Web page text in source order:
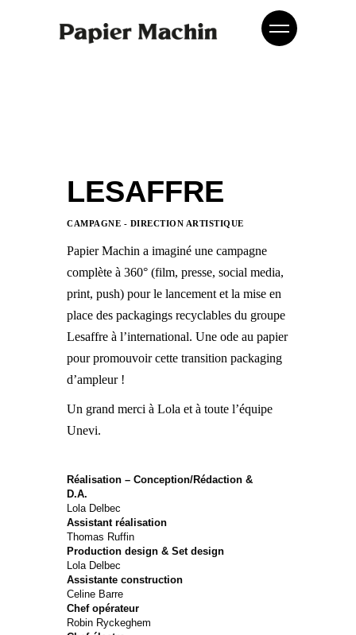
LESAFFRE
CAMPAGNE - DIRECTION ARTISTIQUE
Papier Machin a imaginé une campagne
complète à 360° (film, presse, social media,
print, push) pour le lancement et la mise en
place des packagings recyclables du groupe
Lesaffre à l’international. Une ode au papier
pour promouvoir cette transition packaging
d’ampleur !
Un grand merci à Lola et à toute l’équipe
Unevi.
Réalisation – Conception/Rédaction &
D.A.
Lola Delbec
Assistant réalisation
Thomas Ruffin
Production design & Set design
Lola Delbec
Assistante construction
Celine Barre
Chef opérateur
Robin Ryckeghem